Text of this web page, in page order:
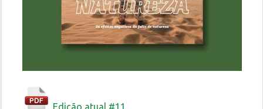
Edição atual #11